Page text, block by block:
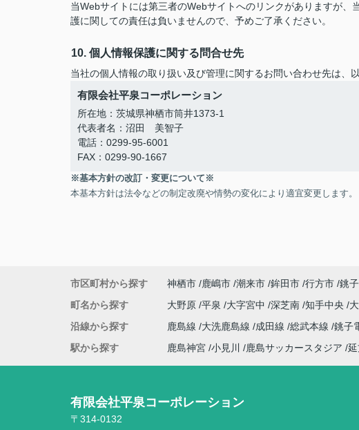
当Webサイトには第三者のWebサイトへのリンクがありますが
護に関しての責任は負いませんので、予めご了承ください。
10. 個人情報保護に関する問合せ先
当社の個人情報の取り扱い及び管理に関するお問い合わせ先は、
有限会社平泉コーポレーション
所在地：茨城県神栖市筒井1373-1
代表者名：沼田 美智子
電話：0299-95-6001
FAX：0299-90-1667
※基本方針の改訂・変更について※
本基本方針は法令などの制定改廃や情勢の変化により適宜変更します。
市区町村から探す 神栖市 鹿嶋市 潮来市 鉾田市 行方市 銚
町名から探す
大野原 平泉 大字宮中 深芝南 知手中央
沿線から探す
鹿島線 大洗鹿島線 成田線 総武本線 銚子
駅から探す
鹿島神宮 小見川 鹿島サッカースタジア
有限会社平泉コーポレーション
〒314-0132